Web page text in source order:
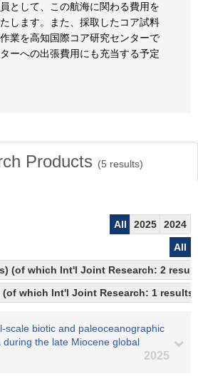
として、この航海に関わる費用を
します。また、採取したコア試料
業を高知国際コア研究センターで
ーへの出張費用にも充当する予定
Products (5 results)
All 2025
2024
All
(of which Int'l Joint Research: 2
(of which Int'l Joint Research: 1
scale biotic and paleoceanographic
the late Miocene global
2025